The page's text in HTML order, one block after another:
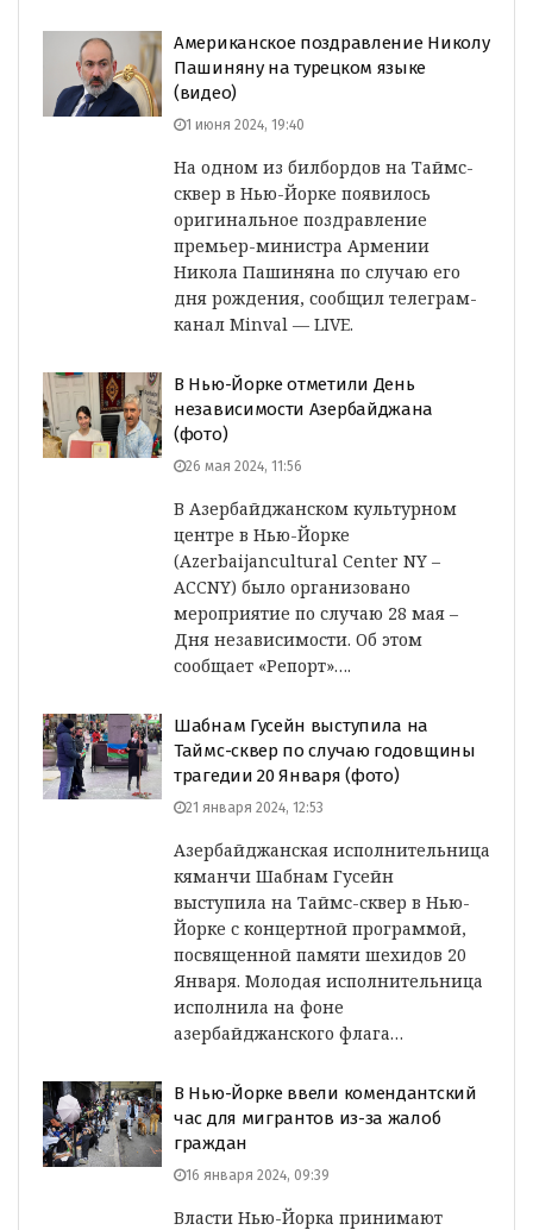
Американское поздравление Николу
Пашиняну на турецком языке
(видео)
1 июня 2024, 19:40
На одном из билбордов на Таймс-
сквер в Нью-Йорке появилось
оригинальное поздравление
премьер-министра Армении
Никола Пашиняна по случаю его
дня рождения, сообщил телеграм-
канал Minval — LIVE.
В Нью-Йорке отметили День
независимости Азербайджана
(фото)
26 мая 2024, 11:56
В Азербайджанском культурном
центре в Нью-Йорке
(Azerbaijancultural Center NY –
ACCNY) было организовано
мероприятие по случаю 28 мая –
Дня независимости. Об этом
сообщает «Репорт»….
Шабнам Гусейн выступила на
Таймс-сквер по случаю годовщины
трагедии 20 Января (фото)
21 января 2024, 12:53
Азербайджанская исполнительница
кяманчи Шабнам Гусейн
выступила на Таймс-сквер в Нью-
Йорке с концертной программой,
посвященной памяти шехидов 20
Января. Молодая исполнительница
исполнила на фоне
азербайджанского флага…
В Нью-Йорке ввели комендантский
час для мигрантов из-за жалоб
граждан
16 января 2024, 09:39
Власти Нью-Йорка принимают